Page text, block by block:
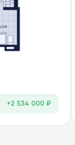
+2 534 000 ₽